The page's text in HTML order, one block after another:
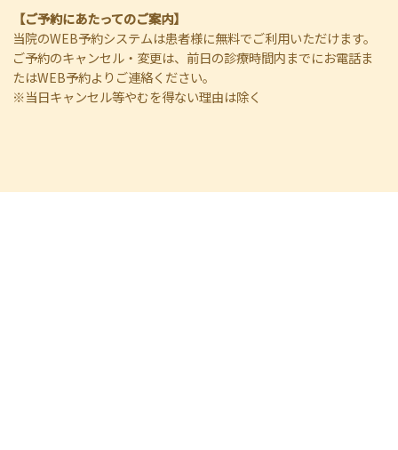
【ご予約にあたってのご案内】
当院のWEB予約システムは患者様に無料でご利用いただけます。
ご予約のキャンセル・変更は、前日の診療時間内までにお電話ま
たはWEB予約よりご連絡ください。
※当日キャンセル等やむを得ない理由は除く